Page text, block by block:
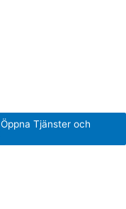
Öppna Tjänster och